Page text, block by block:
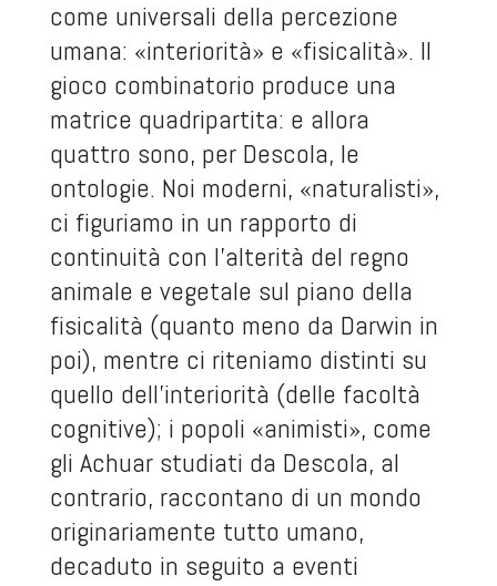
come universali della percezione
umana: «interiorità» e «fisicalità». Il
gioco combinatorio produce una
matrice quadripartita: e allora
quattro sono, per Descola, le
ontologie. Noi moderni, «naturalisti»,
ci figuriamo in un rapporto di
continuità con l’alterità del regno
animale e vegetale sul piano della
fisicalità (quanto meno da Darwin in
poi), mentre ci riteniamo distinti su
quello dell’interiorità (delle facoltà
cognitive); i popoli «animisti», come
gli Achuar studiati da Descola, al
contrario, raccontano di un mondo
originariamente tutto umano,
decaduto in seguito a eventi